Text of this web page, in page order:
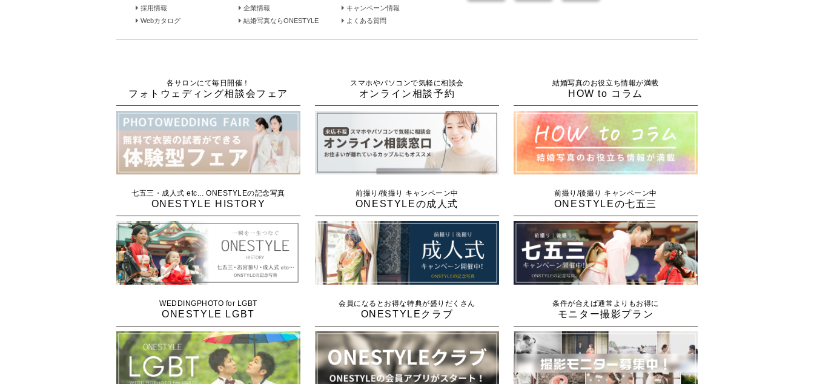
採用情報
企業情報
キャンペーン情報
Webカタログ
結婚写真ならONESTYLE よくある質問
各サロンにて毎日開催！
フォトウェディング相談会フェア
スマホやパソコンで気軽に相談会
オンライン相談予約
結婚写真のお役立ち情報が満載
HOW to コラム
七五三・成人式 etc... ONESTYLEの記念写真
ONESTYLE HISTORY
前撮り/後撮り キャンペーン中
ONESTYLEの成人式
前撮り/後撮り キャンペーン中
ONESTYLEの七五三
WEDDINGPHOTO for LGBT
ONESTYLE LGBT
会員になるとお得な特典が盛りだくさん
ONESTYLEクラブ
条件が合えば通常よりもお得に
モニター撮影プラン